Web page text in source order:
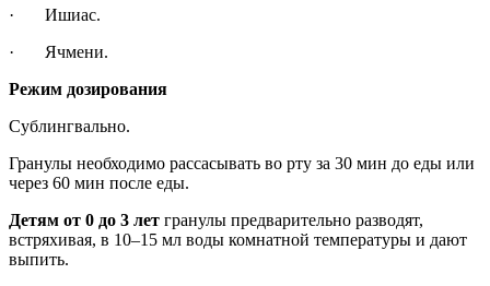
· Ишиас.
· Ячмени.
Режим дозирования
Сублингвально.
Гранулы необходимо рассасывать во рту за 30 мин до еды или
через 60 мин после еды.
Детям от 0 до 3 лет гранулы предварительно разводят,
встряхивая, в 10–15 мл воды комнатной температуры и дают
выпить.